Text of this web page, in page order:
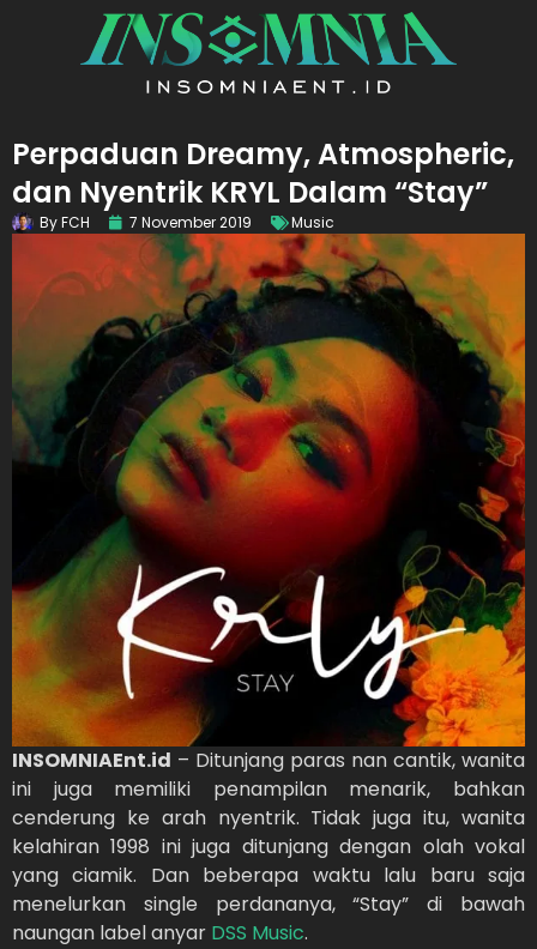
Perpaduan Dreamy, Atmospheric,
dan Nyentrik KRYL Dalam “Stay”
ByFCH 7 November 2019 Music
INSOMNIAEnt.id – Ditunjang paras nan cantik, wanita
ini juga memiliki penampilan menarik, bahkan
cenderung ke arah nyentrik. Tidak juga itu, wanita
kelahiran 1998 ini juga ditunjang dengan olah vokal
yang ciamik. Dan beberapa waktu lalu baru saja
menelurkan single perdananya, “Stay” di bawah
naungan label anyar DSS Music.